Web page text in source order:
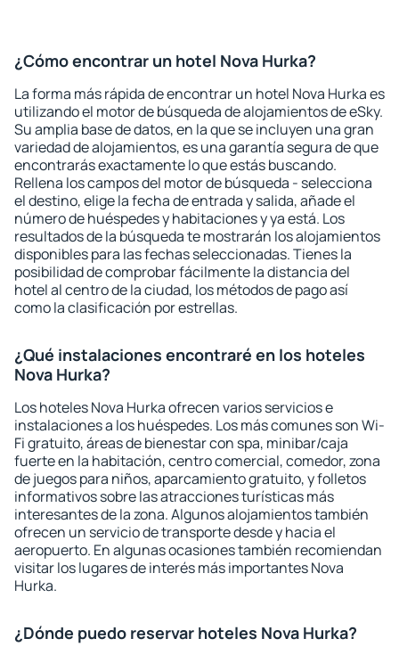
¿Cómo encontrar un hotel Nova Hurka?
La forma más rápida de encontrar un hotel Nova Hurka es
utilizando el motor de búsqueda de alojamientos de eSky.
Su amplia base de datos, en la que se incluyen una gran
variedad de alojamientos, es una garantía segura de que
encontrarás exactamente lo que estás buscando.
Rellena los campos del motor de búsqueda - selecciona
el destino, elige la fecha de entrada y salida, añade el
número de huéspedes y habitaciones y ya está. Los
resultados de la búsqueda te mostrarán los alojamientos
disponibles para las fechas seleccionadas. Tienes la
posibilidad de comprobar fácilmente la distancia del
hotel al centro de la ciudad, los métodos de pago así
como la clasificación por estrellas.
¿Qué instalaciones encontraré en los hoteles
Nova Hurka?
Los hoteles Nova Hurka ofrecen varios servicios e
instalaciones a los huéspedes. Los más comunes son Wi-
Fi gratuito, áreas de bienestar con spa, minibar/caja
fuerte en la habitación, centro comercial, comedor, zona
de juegos para niños, aparcamiento gratuito, y folletos
informativos sobre las atracciones turísticas más
interesantes de la zona. Algunos alojamientos también
ofrecen un servicio de transporte desde y hacia el
aeropuerto. En algunas ocasiones también recomiendan
visitar los lugares de interés más importantes Nova
Hurka.
¿Dónde puedo reservar hoteles Nova Hurka?